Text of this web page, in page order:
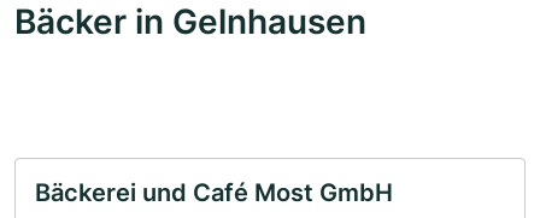
Bäcker in Gelnhausen
Bäckerei und Café Most GmbH